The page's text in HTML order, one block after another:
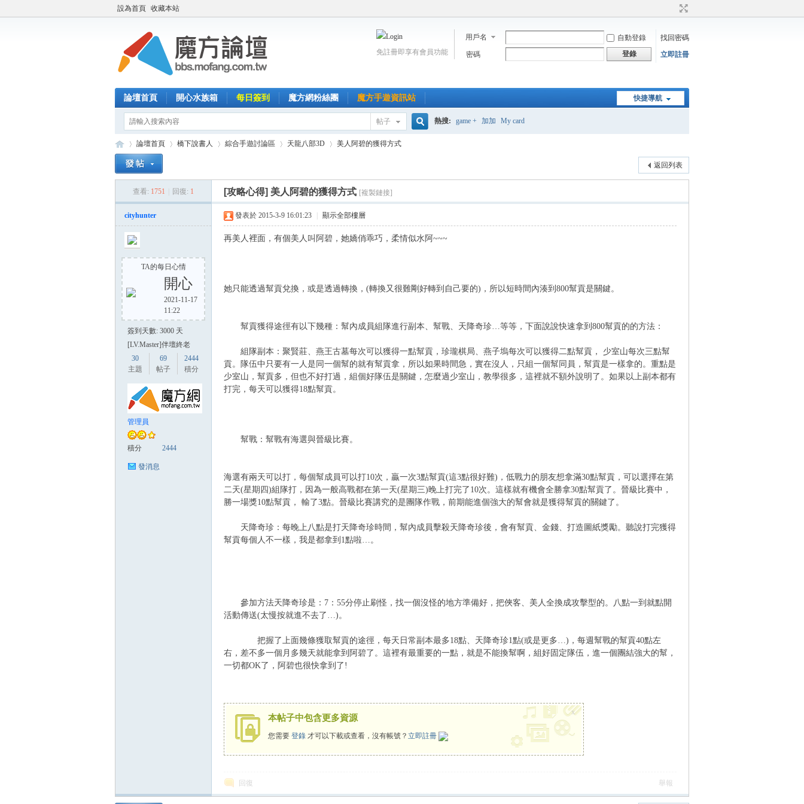
設為首頁 收藏本站
用戶名 自動登錄
找回密碼
密碼
登錄 立即註冊
免註冊即享有會員功能
快捷導航
論壇首頁 開心水族箱 每日簽到 魔方網粉絲團 魔方手遊資訊站
帖子 熱搜: game + 加加 My card
方
論壇首頁 橋下說書人 綜合手遊討論區
›
天龍八部3D
›
美人阿碧的獲得方式
返回列表
查看: 1751 回復: 1 [攻略心得] 美人阿碧的獲得方式 [複製鏈接]
cityhunter
TA的每日心情
開心
2021-11-17
11:22
簽到天數: 3000 天
[LV.Master]伴壇終老
30
主題
69
帖子
2444
積分
管理員
積分 2444
發消息
發表於 2015-3-9 16:01:23 顯示全部樓層
再美人裡面，有個美人叫阿碧，她嬌俏乖巧，柔情似水阿~~~
她只能透過幫貢兌換，或是透過轉換，(轉換又很難剛好轉到自己要的)，所以短時間內湊到800幫貢是關鍵。
幫貢獲得途徑有以下幾種：幫內成員組隊進行副本、幫戰、天降奇珍…等等，下面說說快速拿到800幫貢的的方法：
組隊副本：聚賢莊、燕王古墓每次可以獲得一點幫貢，珍瓏棋局、燕子塢每次可以獲得二點幫貢， 少室山每次三點幫
貢。隊伍中只要有一人是同一個幫的就有幫貢拿，所以如果時間急，實在沒人，只組一個幫同員，幫貢是一樣拿的。重點是
少室山，幫貢多，但也不好打過，組個好隊伍是關鍵，怎麼過少室山，教學很多，這裡就不額外說明了。如果以上副本都有
打完，每天可以獲得18點幫貢。
幫戰：幫戰有海選與晉級比賽。
海選有兩天可以打，每個幫成員可以打10次，贏一次3點幫貢(這3點很好難)，低戰力的朋友想拿滿30點幫貢，可以選擇在第
二天(星期四)組隊打，因為一般高戰都在第一天(星期三)晚上打完了10次。這樣就有機會全勝拿30點幫貢了。晉級比賽中，
勝一場獎10點幫貢， 輸了3點。晉級比賽講究的是團隊作戰，前期能進個強大的幫會就是獲得幫貢的關鍵了。
天降奇珍：每晚上八點是打天降奇珍時間，幫內成員擊殺天降奇珍後，會有幫貢、金錢、打造圖紙獎勵。聽說打完獲得
幫貢每個人不一樣，我是都拿到1點啦…。
參加方法天降奇珍是：7：55分停止刷怪，找一個沒怪的地方準備好，把俠客、美人全換成攻擊型的。八點一到就點開
活動傳送(太慢按就進不去了…)。
把握了上面幾條獲取幫貢的途徑，每天日常副本最多18點、天降奇珍1點(或是更多…)，每週幫戰的幫貢40點左
右，差不多一個月多幾天就能拿到阿碧了。這裡有最重要的一點，就是不能換幫啊，組好固定隊伍，進一個團結強大的幫，
一切都OK了，阿碧也很快拿到了!
本帖子中包含更多資源
您需要 登錄 才可以下載或查看，沒有帳號？ 立即註冊
x
回復 舉報